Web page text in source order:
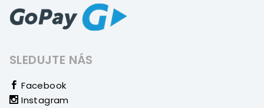
SLEDUJTE NÁS
Facebook
Instagram